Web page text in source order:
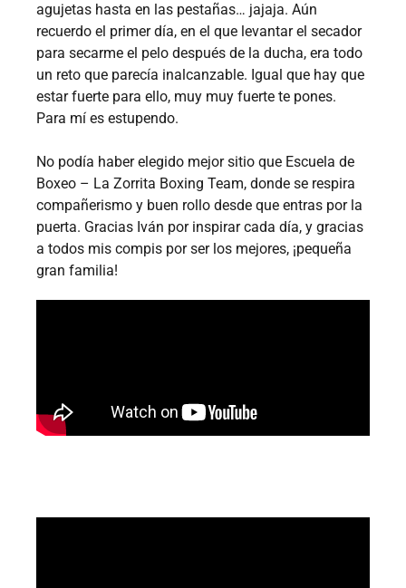
agujetas hasta en las pestañas… jajaja. Aún
recuerdo el primer día, en el que levantar el secador
para secarme el pelo después de la ducha, era todo
un reto que parecía inalcanzable. Igual que hay que
estar fuerte para ello, muy muy fuerte te pones.
Para mí es estupendo.
No podía haber elegido mejor sitio que Escuela de
Boxeo – La Zorrita Boxing Team, donde se respira
compañerismo y buen rollo desde que entras por la
puerta. Gracias Iván por inspirar cada día, y gracias
a todos mis compis por ser los mejores, ¡pequeña
gran familia!